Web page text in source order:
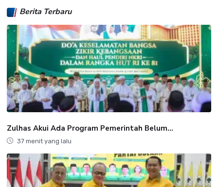
Berita Terbaru
Zulhas Akui Ada Program Pemerintah Belum...
37 menit yang lalu